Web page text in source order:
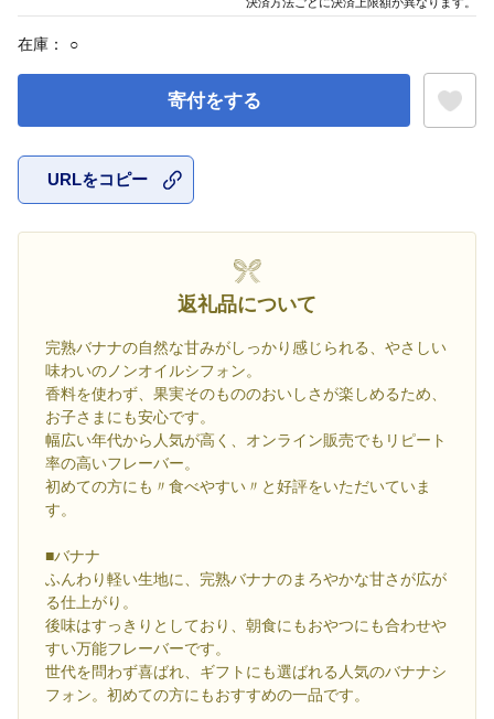
在庫： ○
寄付をする
URLをコピー
返礼品について
完熟バナナの自然な甘みがしっかり感じられる、やさしい
味わいのノンオイルシフォン。
香料を使わず、果実そのもののおいしさが楽しめるため、
お子さまにも安心です。
幅広い年代から人気が高く、オンライン販売でもリピート
率の高いフレーバー。
初めての方にも〃食べやすい〃と好評をいただいていま
す。
■バナナ
ふんわり軽い生地に、完熟バナナのまろやかな甘さが広が
る仕上がり。
後味はすっきりとしており、朝食にもおやつにも合わせや
すい万能フレーバーです。
世代を問わず喜ばれ、ギフトにも選ばれる人気のバナナシ
フォン。初めての方にもおすすめの一品です。